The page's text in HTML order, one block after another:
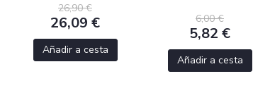
26,90 €
26,09 €
Añadir a cesta
6,00 €
5,82 €
Añadir a cesta